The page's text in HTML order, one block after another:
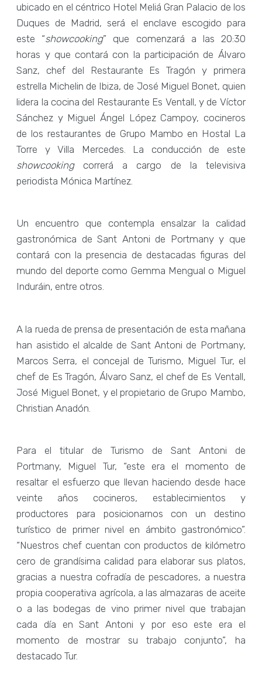
ubicado en el céntrico Hotel Meliá Gran Palacio de los
Duques de Madrid, será el enclave escogido para
este “showcooking” que comenzará a las 20:30
horas y que contará con la participación de Álvaro
Sanz, chef del Restaurante Es Tragón y primera
estrella Michelin de Ibiza, de José Miguel Bonet, quien
lidera la cocina del Restaurante Es Ventall, y de Víctor
Sánchez y Miguel Ángel López Campoy, cocineros
de los restaurantes de Grupo Mambo en Hostal La
Torre y Villa Mercedes. La conducción de este
showcookingcorrerá a cargo de la televisiva
periodista Mónica Martínez.
Un encuentro que contempla ensalzar la calidad
gastronómica de Sant Antoni de Portmany y que
contará con la presencia de destacadas figuras del
mundo del deporte como Gemma Mengual o Miguel
Induráin, entre otros.
A la rueda de prensa de presentación de esta mañana
han asistido el alcalde de Sant Antoni de Portmany,
Marcos Serra, el concejal de Turismo, Miguel Tur, el
chef de Es Tragón, Álvaro Sanz, el chef de Es Ventall,
José Miguel Bonet, y el propietario de Grupo Mambo,
Christian Anadón.
Para el titular de Turismo de Sant Antoni de
Portmany, Miguel Tur, “este era el momento de
resaltar el esfuerzo que llevan haciendo desde hace
veinte años cocineros, establecimientos y
productores para posicionarnos con un destino
turístico de primer nivel en ámbito gastronómico”.
“Nuestros chef cuentan con productos de kilómetro
cero de grandísima calidad para elaborar sus platos,
gracias a nuestra cofradía de pescadores, a nuestra
propia cooperativa agrícola, a las almazaras de aceite
o a las bodegas de vino primer nivel que trabajan
cada día en Sant Antoni y por eso este era el
momento de mostrar su trabajo conjunto”, ha
destacado Tur.